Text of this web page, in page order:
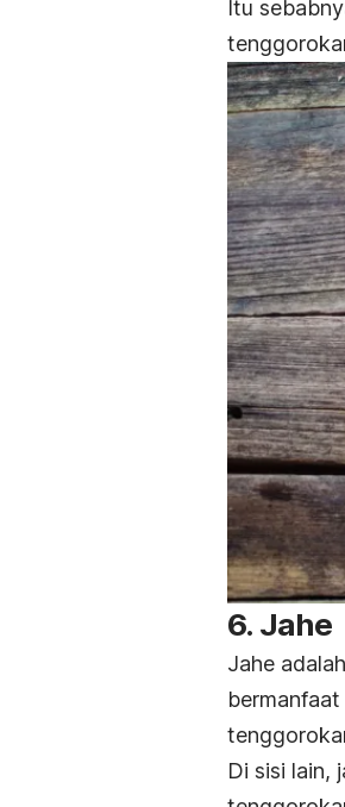
Itu
6. Jahe
Jahe
Di sisi lain,